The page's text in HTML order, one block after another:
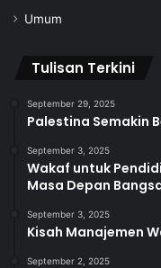
Umum
Tulisan Terkini
September 29, 2025
Palestina Semakin
September 3, 2025
Wakaf untuk
Masa Depan
September 3, 2025
Kisah Manajemen
September 2, 2025